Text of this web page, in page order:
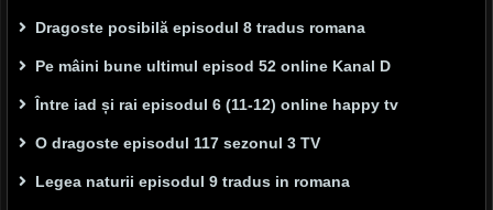
Dragoste posibilă episodul 8 tradus romana
Pe mâini bune ultimul episod 52 online Kanal D
Între iad și rai episodul 6 (11-12) online happy tv
O dragoste episodul 117 sezonul 3 TV
Legea naturii episodul 9 tradus in romana